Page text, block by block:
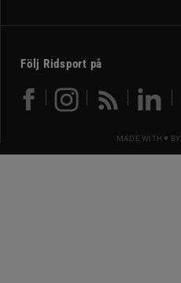
Följ Ridsport på
MADE WITH ♥ BY